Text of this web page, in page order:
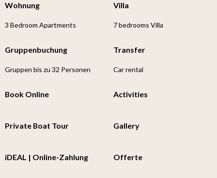
Wohnung
3 Bedroom Apartments
Villa
7 bedrooms Villa
Gruppenbuchung
Gruppen bis zu 32 Personen
Transfer
Car rental
Book Online Activities
Private Boat Tour Gallery
iDEAL | Online-Zahlung Offerte